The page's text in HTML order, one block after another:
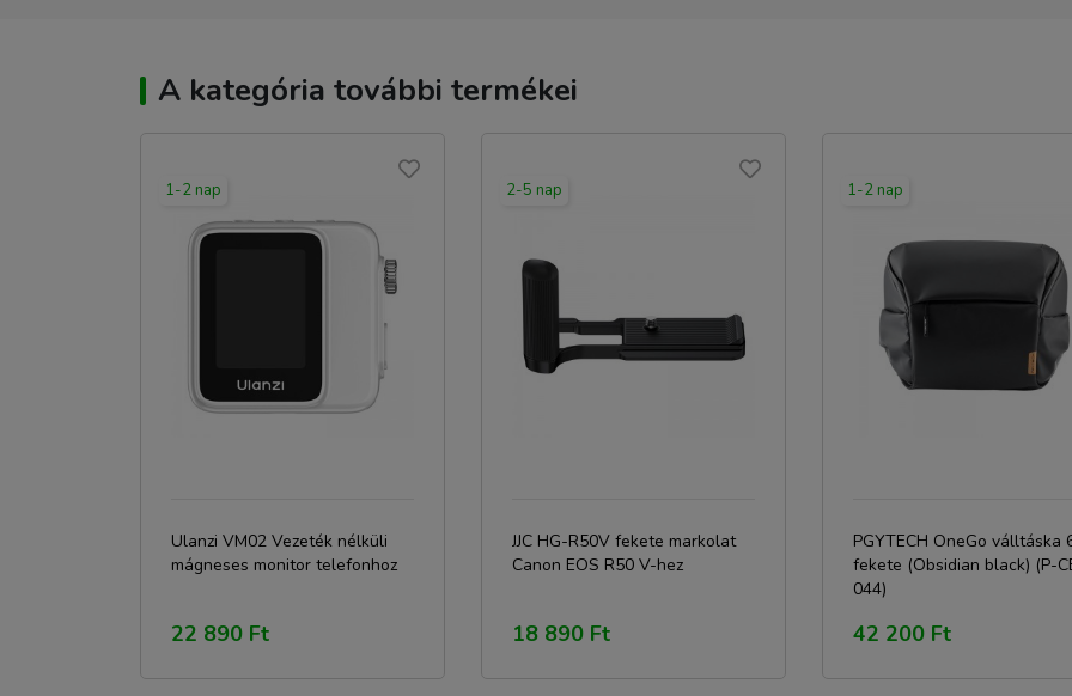
A kategória további termékei
1-2 nap
Ulanzi VM02 Vezeték nélküli
mágneses monitor telefonhoz
22 890 Ft
2-5 nap
JJC HG-R50V fekete markolat
Canon EOS R50 V-hez
18 890 Ft
1-2 nap
PGYTECH OneGo válltáska
fekete (Obsidian black) (P-
044)
42 200 Ft